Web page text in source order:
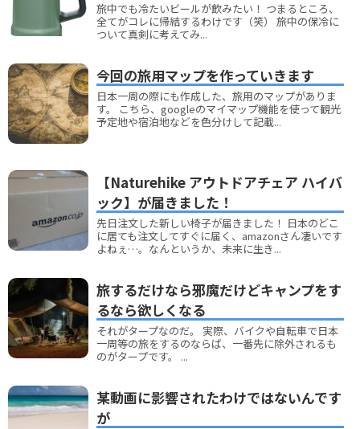
旅中でも冷たいビールが飲みたい！ つまるところ、
全てがコレに帰結するわけです（笑） 旅中の保冷に
ついて真剣に考えてみ...
今回の旅用マップを作っていきます
日本一周の際にも作成した、旅用のマップがありま
す。 こちら、googleのマイマップ機能を使って観光
予定地や宿泊地などを色分けして記載...
【Naturehike アウトドアチェア ハイバ
ック】が届きました！
先日注文した新しい椅子が届きました！ 日本のどこ
に居ても注文してすぐに届く、amazonさん凄いです
よねぇ…。なんというか、未来に生き...
旅するだけなら邪魔だけどキャンプをす
るなら欲しくなる
それがタープなのだ。 実際、バイクや自転車で日本
一周等の旅をするのならば、一番先に除外されるも
のがタープです。 ...
某動画に影響されたわけではないんです
が